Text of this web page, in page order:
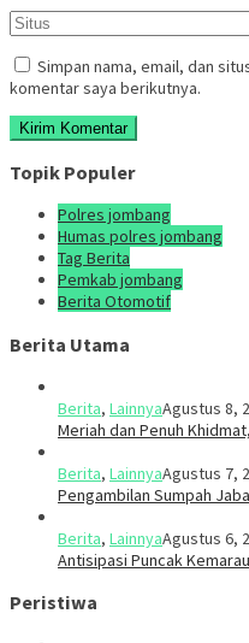
Simpan nama, email, dan
komentar saya berikutnya.
Topik Populer
Polres jombang
Humas polres jombang
Tag Berita
Pemkab jombang
Berita Otomotif
Berita Utama
Berita, LainnyaAgustus 8,
Meriah dan Penuh
Berita, LainnyaAgustus 7,
Pengambilan Sumpah
Berita, LainnyaAgustus 6,
Antisipasi Puncak
Peristiwa